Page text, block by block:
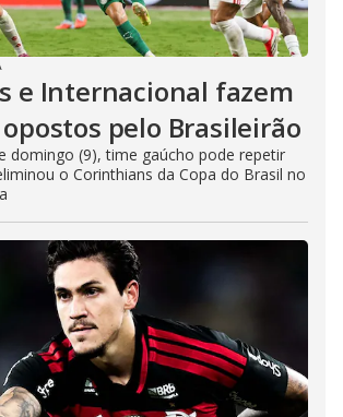
e Internacional fazem
pelo Brasileirão
domingo (9), time gaúcho pode repetir
o Corinthians da Copa do Brasil no